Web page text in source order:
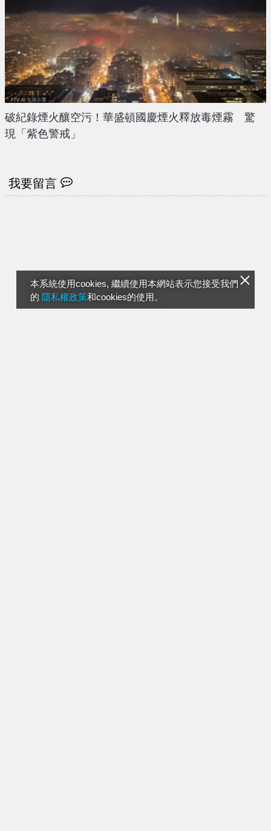
本系統使用cookies, 繼續使用本網站表示您接受我們
的 隱私權政策和cookies的使用。
破紀錄煙火釀空污！華盛頓國慶煙火釋放毒煙霧 驚
現「紫色警戒」
我要留言